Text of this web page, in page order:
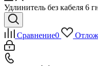
Удлинитель без кабеля 6
Сравнение0